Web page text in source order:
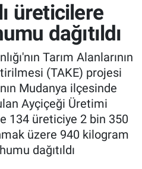
üreticilere
dağıtıldı
Tarım Alanlarının
(TAKE) projesi
Mudanya ilçesinde
Ayçiçeği Üretimi
134 üreticiye 2 bin 350
üzere 940 kilogram
dağıtıldı
ve Fikstür